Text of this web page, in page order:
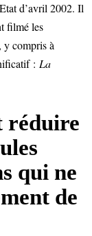
d’avril 2002. Il
filmé les
y compris à
: La
réduire
qui ne
de